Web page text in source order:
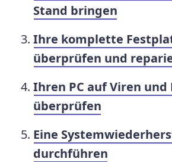
Stand bringen
Ihre komplette
überprüfen und
Ihren PC auf Viren und
überprüfen
Eine
durchführen